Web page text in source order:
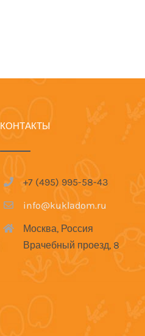
КОНТАКТЫ
+7 (495) 995-58-43
info@kukladom.ru
Москва, Россия
Врачебный проезд, 8